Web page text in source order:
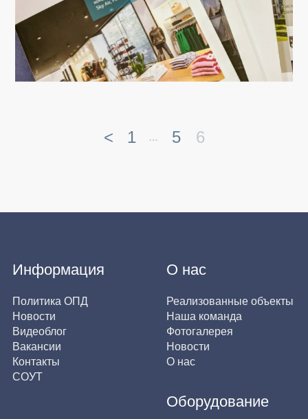
< 1 … 5 6
Информация
Политика ОПД
Новости
Видеоблог
Вакансии
Контакты
СОУТ
О нас
Реализованные объекты
Наша команда
Фотогалерея
Новости
О нас
Оборудование